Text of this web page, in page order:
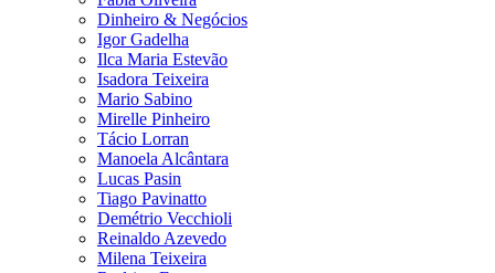
Dinheiro & Negócios
Igor Gadelha
Ilca Maria Estevão
Isadora Teixeira
Mario Sabino
Mirelle Pinheiro
Tácio Lorran
Manoela Alcântara
Lucas Pasin
Tiago Pavinatto
Demétrio Vecchioli
Reinaldo Azevedo
Milena Teixeira